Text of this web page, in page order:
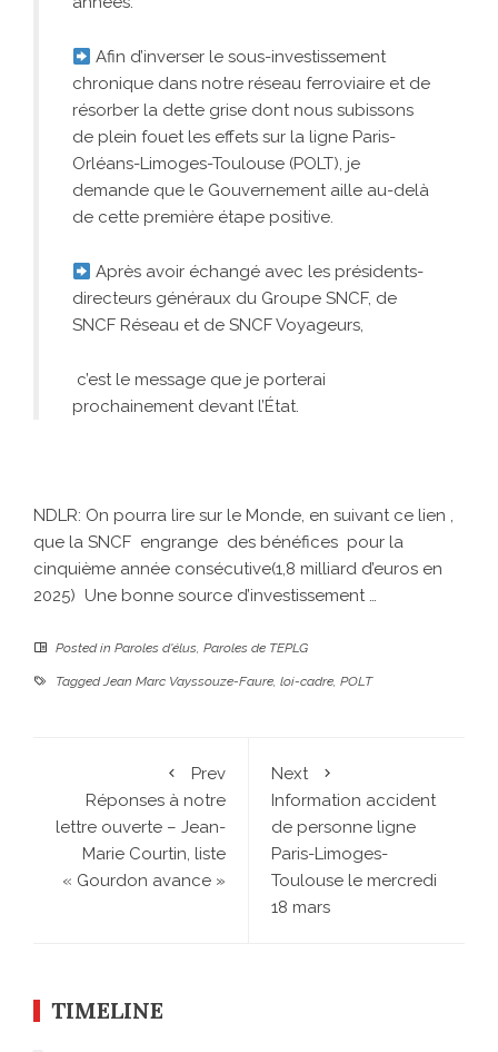
Afin d’inverser le sous-investissement
chronique dans notre réseau ferroviaire et de
résorber la dette grise dont nous subissons
de plein fouet les effets sur la ligne Paris-
Orléans-Limoges-Toulouse (POLT), je
demande que le Gouvernement aille au-delà
de cette première étape positive.
Après avoir échangé avec les présidents-
directeurs généraux du Groupe SNCF, de
SNCF Réseau et de SNCF Voyageurs,
c’est le message que je porterai
prochainement devant l’État.
NDLR: On pourra lire sur le Monde, en suivant ce lien ,
que la SNCF engrange des bénéfices pour la
cinquième année consécutive(1,8 milliard d’euros en
2025) Une bonne source d’investissement …
Posted in Paroles d'élus, Paroles de TEPLG
TaggedJean Marc Vayssouze-Faure, loi-cadre, POLT
Prev
Réponses à notre
lettre ouverte – Jean-
Marie Courtin, liste
« Gourdon avance »
Next
Information accident
de personne ligne
Paris-Limoges-
Toulouse le mercredi
18 mars
TIMELINE